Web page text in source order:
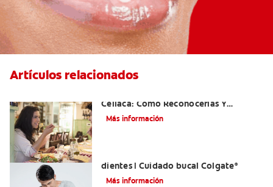
Artículos relacionados
Celíaca: Cómo Reconocerlas Y
Tratarlas
Más información
dientes | Cuidado bucal Colgate®
Más información